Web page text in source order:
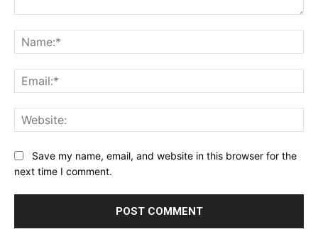
Save my name, email, and website in this browser for the
next time I comment.